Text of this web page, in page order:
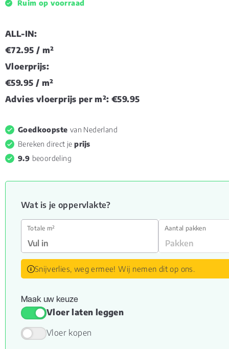
Ruim op voorraad
ALL-IN:
€72.95 / m²
Vloerprijs:
€59.95 / m²
Advies vloerprijs per m²: €59.95
Goedkoopste van Nederland
Bereken direct jeprijs
9.9 beoordeling
Wat is je oppervlakte?
Totale m² Aantal pakken
Snijverlies, weg ermee! Wij nemen dit op ons.
Maak uw keuze
Vloer laten leggen
Vloer kopen